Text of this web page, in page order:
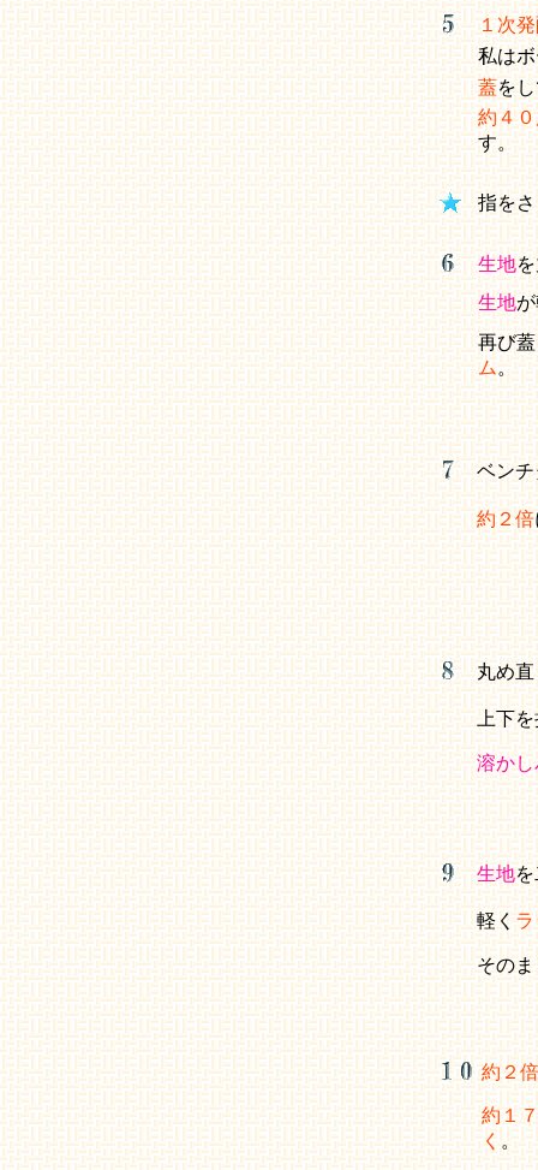
１次
私は
蓋を
約４
す。
指を
生地
生地
再び
ム。
ベン
約２倍
丸め
上下
溶か
生地を
軽くラ
そのま
約２倍
約１
く。